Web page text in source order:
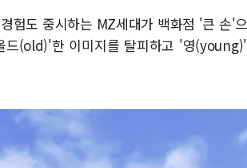
"文정부 악몽 재현 안돼"...李
험도 중시하는 MZ세대가 백화점 '큰 손'
드(old)'한 이미지를 탈피하고 '영